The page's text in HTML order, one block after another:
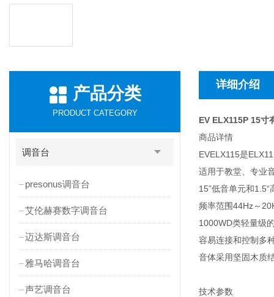
产品分类
PRODUCT CATEGORY
调音台
presonus调音台
艾伦赫赛数字调音台
迈达斯调音台
雅马哈调音台
声艺调音台
详细介绍
EV ELX115P 15寸
商品详情
EVELX115是
适用于教堂、专业
15”低音单元和
频率范围44Hz～
1000WD类轻量级
容易连接和控制多
音体采用坚固木质
技术参数